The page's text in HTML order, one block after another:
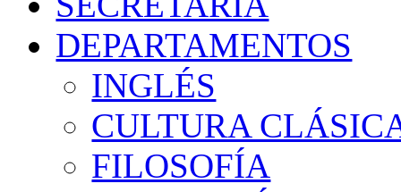
DEPARTAMENTOS
INGLÉS
CULTURA
FILOSOFÍA